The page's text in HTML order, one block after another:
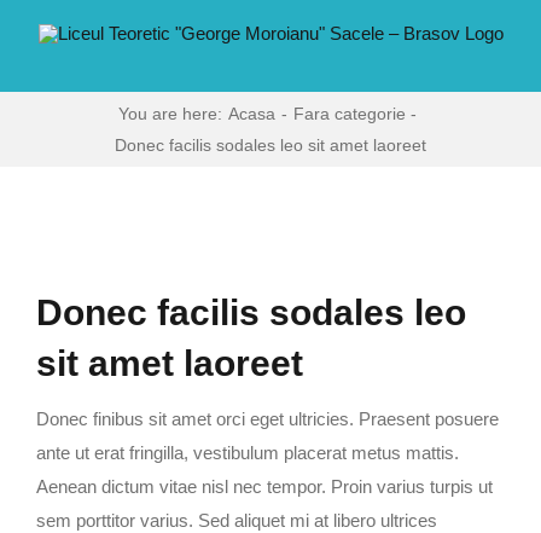
You are here: Acasa
Fara categorie
Donec facilis sodales leo sit amet laoreet
Larger
Donec facilis sodales leo
sit amet laoreet
Donec finibus sit amet orci eget ultricies. Praesent posuere
ante ut erat fringilla, vestibulum placerat metus mattis.
Aenean dictum vitae nisl nec tempor. Proin varius turpis ut
sem porttitor varius. Sed aliquet mi at libero ultrices